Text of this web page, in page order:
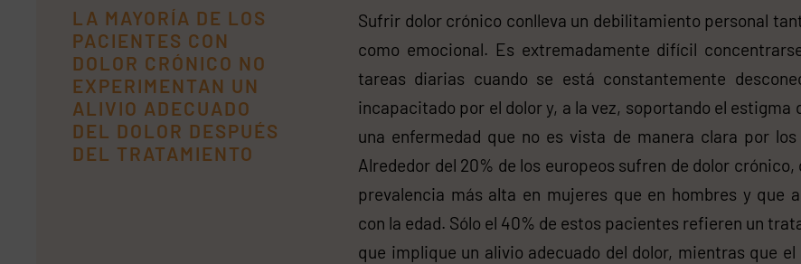
LA MAYORÍA DE LOS
PACIENTES CON
DOLOR CRÓNICO NO
EXPERIMENTAN UN
ALIVIO ADECUADO
DEL DOLOR DESPUÉS
DEL TRATAMIENTO
Sufrir dolor crónico conlleva un debilitamiento personal
como emocional. Es extremadamente difícil
tareas diarias cuando se está constantemente
incapacitado por el dolor y, a la vez, soportando el estigma
una enfermedad que no es vista de manera clara por los
Alrededor del 20% de los europeos sufren de dolor crónico,
prevalencia más alta en mujeres que en hombres y que
con la edad. Sólo el 40% de estos pacientes refieren un
que implique un alivio adecuado del dolor, mientras que el